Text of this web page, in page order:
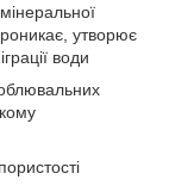
утворює
води